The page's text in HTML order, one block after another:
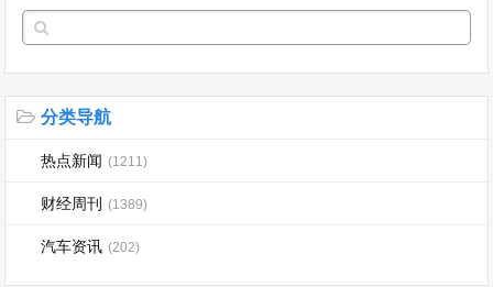
分类导航
热点新闻 (1211)
财经周刊 (1389)
汽车资讯 (202)